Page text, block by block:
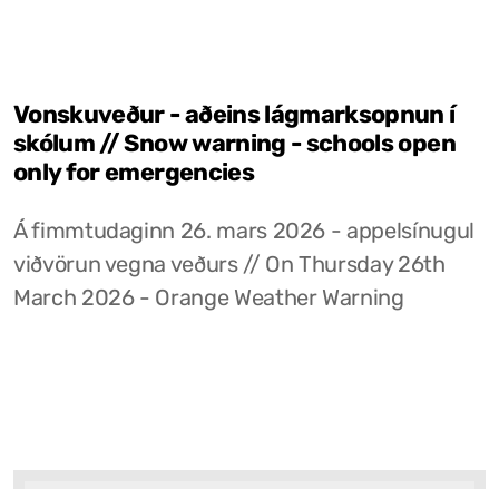
Vonskuveður - aðeins lágmarksopnun í
skólum // Snow warning - schools open
only for emergencies
Á fimmtudaginn 26. mars 2026 - appelsínugul
viðvörun vegna veðurs // On Thursday 26th
March 2026 - Orange Weather Warning